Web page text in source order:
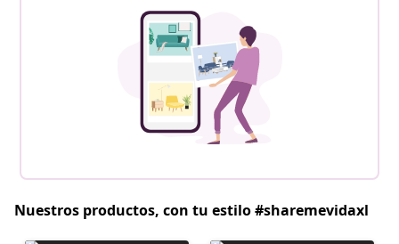
Nuestros productos, con tu estilo #sharemevidaxl